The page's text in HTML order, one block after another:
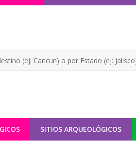
SITIOS ARQUEOLÓGICOS